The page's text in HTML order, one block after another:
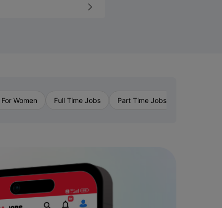
Women Full Time Jobs Part Time Jobs